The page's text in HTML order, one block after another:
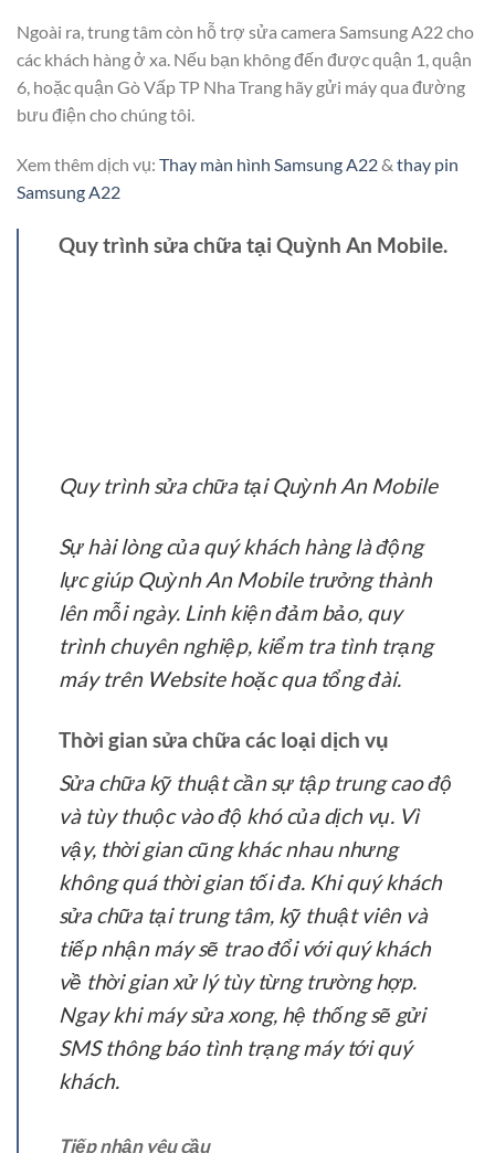
Ngoài ra, trung tâm còn hỗ trợ sửa camera Samsung A22 cho
các khách hàng ở xa. Nếu bạn không đến được quận 1, quận
6, hoặc quận Gò Vấp TP Nha Trang hãy gửi máy qua đường
bưu điện cho chúng tôi.
Xem thêm dịch vụ: Thay màn hình Samsung A22& thay pin
Samsung A22
Quy trình sửa chữa tại Quỳnh An Mobile.
Quy trình sửa chữa tại Quỳnh An Mobile
Sự hài lòng của quý khách hàng là động
lực giúp Quỳnh An Mobile trưởng thành
lên mỗi ngày. Linh kiện đảm bảo, quy
trình chuyên nghiệp, kiểm tra tình trạng
máy trên Website hoặc qua tổng đài.
Thời gian sửa chữa các loại dịch vụ
Sửa chữa kỹ thuật cần sự tập trung cao độ
và tùy thuộc vào độ khó của dịch vụ. Vì
vậy, thời gian cũng khác nhau nhưng
không quá thời gian tối đa. Khi quý khách
sửa chữa tại trung tâm, kỹ thuật viên và
tiếp nhận máy sẽ trao đổi với quý khách
về thời gian xử lý tùy từng trường hợp.
Ngay khi máy sửa xong, hệ thống sẽ gửi
SMS thông báo tình trạng máy tới quý
khách.
Tiếp nhận yêu cầu